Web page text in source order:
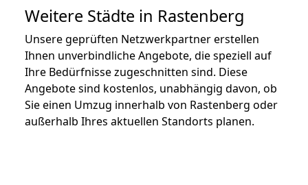
Weitere Städte in Rastenberg
Unsere geprüften Netzwerkpartner erstellen
Ihnen unverbindliche Angebote, die speziell auf
Ihre Bedürfnisse zugeschnitten sind. Diese
Angebote sind kostenlos, unabhängig davon, ob
Sie einen Umzug innerhalb von Rastenberg oder
außerhalb Ihres aktuellen Standorts planen.